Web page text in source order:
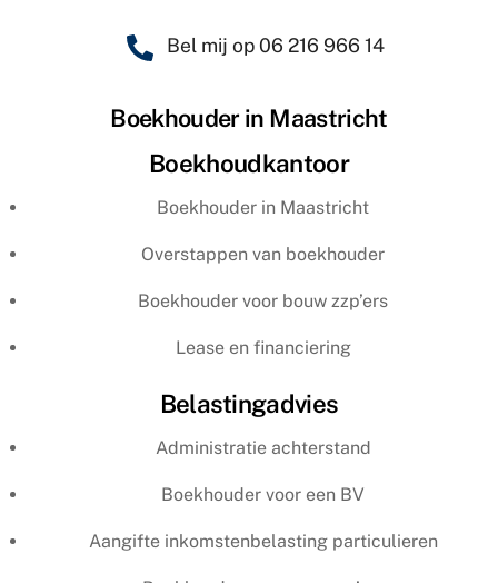
Bel mij op 06 216 966 14
Boekhouder in Maastricht
Boekhoudkantoor
Boekhouder in Maastricht
Overstappen van boekhouder
Boekhouder voor bouw zzp’ers
Lease en financiering
Belastingadvies
Administratie achterstand
Boekhouder voor een BV
Aangifte inkomstenbelasting particulieren